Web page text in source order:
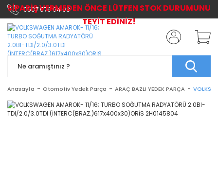
0507 576 64 03
Anasayfa Otomotiv Yedek Parça ARAÇ BAZLI YEDEK PARÇA
SİPARİŞ VERMEDEN ÖNCE LÜTFEN STOK DURUMUNU
TEYİT EDİNİZ!